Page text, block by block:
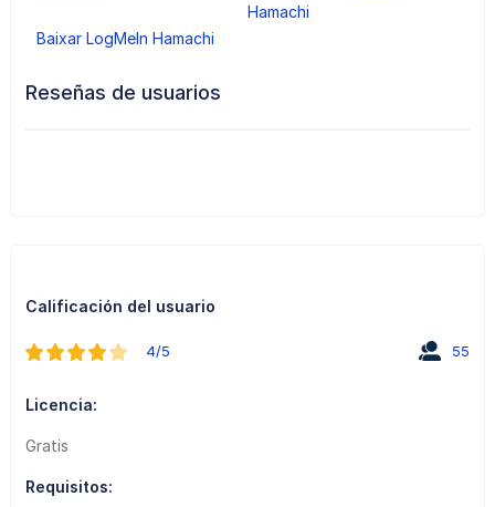
Hamachi
Baixar LogMeIn Hamachi
Reseñas de usuarios
Calificación del usuario
4/5 55
Licencia:
Gratis
Requisitos: